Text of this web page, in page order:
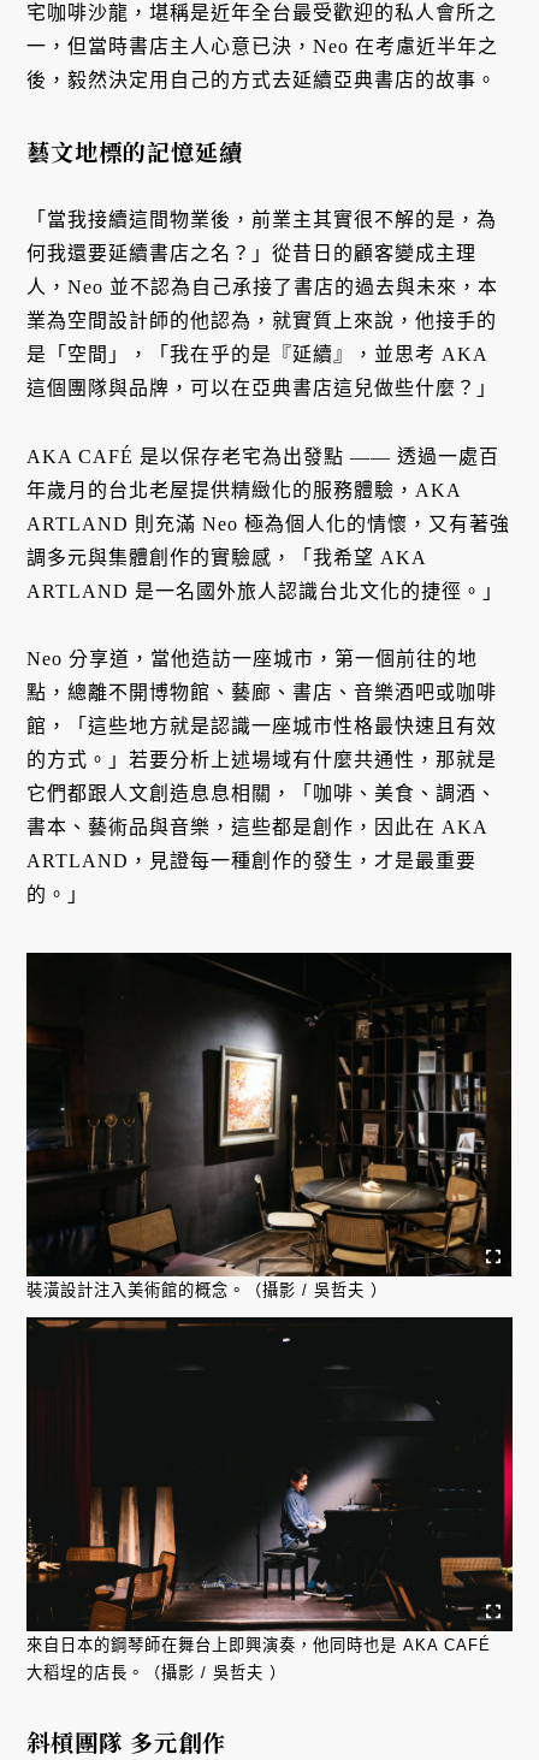
宅咖啡沙龍，堪稱是近年全台最受歡迎的私人會所之
一，但當時書店主人心意已決，Neo 在考慮近半年之
後，毅然決定用自己的方式去延續亞典書店的故事。
藝文地標的記憶延續
「當我接續這間物業後，前業主其實很不解的是，為
何我還要延續書店之名？」從昔日的顧客變成主理
人，Neo 並不認為自己承接了書店的過去與未來，本
業為空間設計師的他認為，就實質上來說，他接手的
是「空間」，「我在乎的是『延續』，並思考 AKA
這個團隊與品牌，可以在亞典書店這兒做些什麼？」
AKA CAFÉ 是以保存老宅為出發點 —— 透過一處百
年歲月的台北老屋提供精緻化的服務體驗，AKA
ARTLAND 則充滿 Neo 極為個人化的情懷，又有著強
調多元與集體創作的實驗感，「我希望 AKA
ARTLAND 是一名國外旅人認識台北文化的捷徑。」
Neo 分享道，當他造訪一座城市，第一個前往的地
點，總離不開博物館、藝廊、書店、音樂酒吧或咖啡
館，「這些地方就是認識一座城市性格最快速且有效
的方式。」若要分析上述場域有什麼共通性，那就是
它們都跟人文創造息息相關，「咖啡、美食、調酒、
書本、藝術品與音樂，這些都是創作，因此在 AKA
ARTLAND，見證每一種創作的發生，才是最重要
的。」
裝潢設計注入美術館的概念。（攝影 / 吳哲夫 ）
來自日本的鋼琴師在舞台上即興演奏，他同時也是 AKA CAFÉ
大稻埕的店長。（攝影 / 吳哲夫 ）
斜槓團隊 多元創作